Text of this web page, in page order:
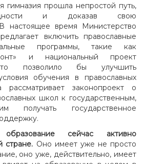
гимназия прошла непростой путь,
и доказав свою
настоящее время Министерство
включить православные
программы, такие как
и национальный проект
позволило бы улучшить
обучения в православных
рассматривает законопроект о
школ к государственным,
получать государственное
образование сейчас активно
стране. Оно имеет уже не просто
оно уже, действительно, имеет